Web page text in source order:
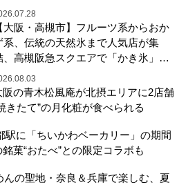
大阪・高槻市】フルーツ系からおか
系、伝統の天然氷まで人気店が集
、高槻阪急スクエアで「かき氷」祭
阪の青木松風庵が北摂エリアに2店舗
きたて”の月化粧が食べられる
駅に「ちいかわベーカリー」の期間
菓“おたべ”との限定コラボも
んの聖地・奈良＆兵庫で楽しむ、夏